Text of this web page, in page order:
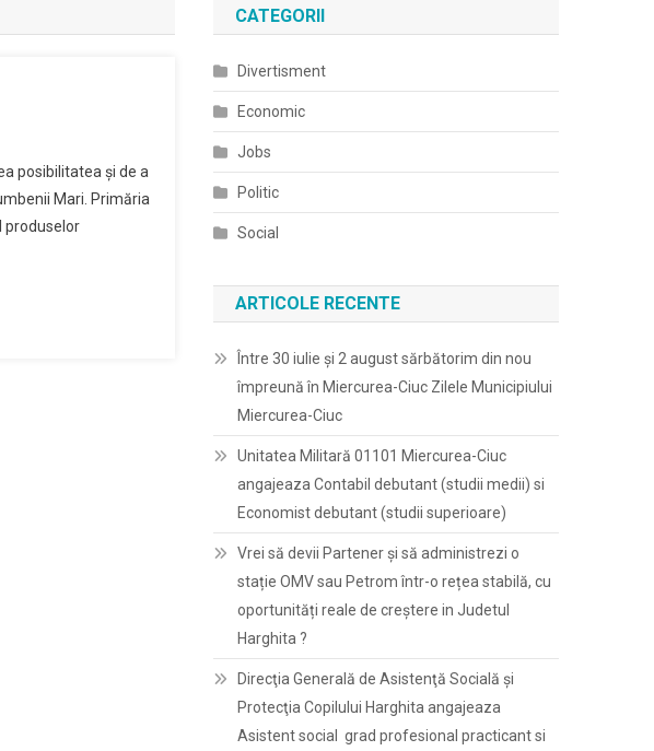
posibilitatea şi de a
Mari. Primăria
produselor
CATEGORII
Divertisment
Economic
Jobs
Politic
Social
ARTICOLE RECENTE
Între 30 iulie și 2 august sărbătorim din nou
împreună în Miercurea-Ciuc Zilele Municipiului
Miercurea-Ciuc
Unitatea Militară 01101 Miercurea-Ciuc
angajeaza Contabil debutant (studii medii) si
Economist debutant (studii superioare)
Vrei să devii Partener și să administrezi o
stație OMV sau Petrom într-o rețea stabilă, cu
oportunități reale de creștere in Judetul
Harghita ?
Direcţia Generală de Asistenţă Socială şi
Protecţia Copilului Harghita angajeaza
Asistent social grad profesional practicant si